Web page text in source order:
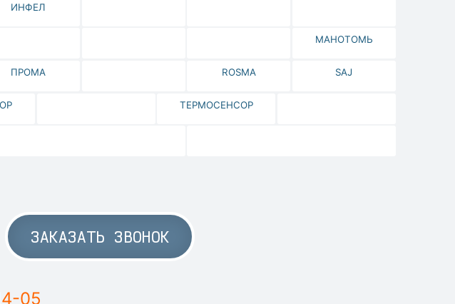
ИНФЕЛ
МАНОТОМЬ
ПРОМА ROSMA SAJ
ТЕРМОСЕНСОР
ЗАКАЗАТЬ ЗВОНОК
05